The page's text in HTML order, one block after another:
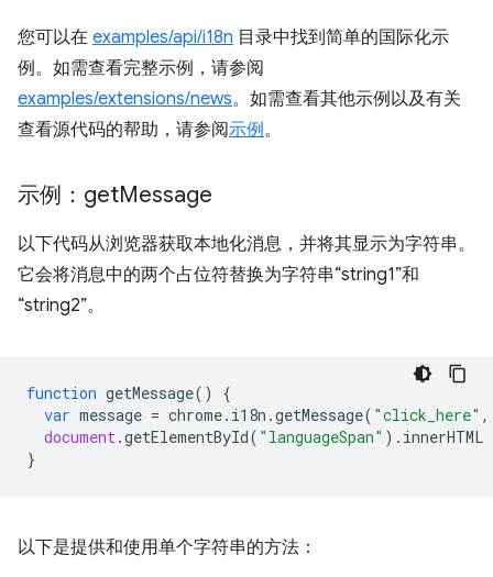
您可以在 examples/api/i18n 目录中找到简单的国际化示
例。如需查看完整示例，请参阅
examples/extensions/news。如需查看其他示例以及有关
查看源代码的帮助，请参阅示例。
示例：getMessage
以下代码从浏览器获取本地化消息，并将其显示为字符串。
它会将消息中的两个占位符替换为字符串“string1”和
“string2”。
function getMessage()
{
var message = chrome. i18n .getMessage( "click_here" ,
document.getElementById( "languageSpan" ). innerHTML
}
以下是提供和使用单个字符串的方法：